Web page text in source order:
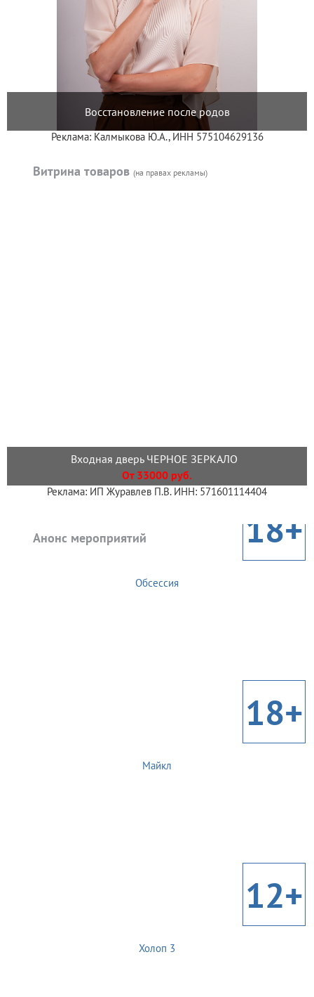
Восстановление после родов
Реклама: Калмыкова Ю.А., ИНН 575104629136
Витрина товаров (на правах рекламы)
Входная дверь ЧЕРНОЕ ЗЕРКАЛО
От 33000 руб.
Реклама: ИП Журавлев П.В. ИНН: 571601114404
Анонс мероприятий 18+
Обсессия
18+
Майкл
12+
Холоп 3